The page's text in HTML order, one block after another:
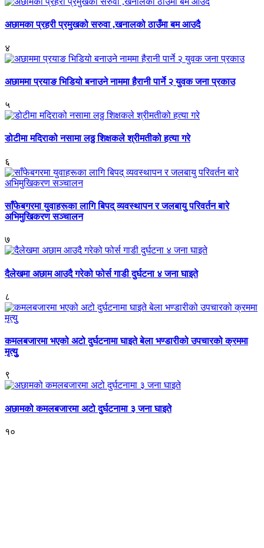
अछामका प्रहरी प्रमुखको सरुवा ,खनालको ठाउँमा बम आउदै
४
अछाममा प्रयाङ भिडियो बनाउने नाममा हैरानी पार्ने २ युवक जना प्रकाउ
५
डोटीमा मदिराको नसामा लठ्ठ शिक्षकले श्रीमतीको हत्या गरे
६
साँफेबगरमा युवाहरूका लागि बिपद् व्यवस्थापन र जलबायु परिवर्तन बारे
अभिमुखिकरण सञ्चालन
७
दैलेखमा अछाम आउदै गरेको फोर्स गाडी दुर्घटना ४ जना घाइते
८
कमलबजारमा भएको अटो दुर्घटनामा घाइते बेला भण्डारीको उपचारको क्रममा
मृत्युु
९
अछामको कमलबजारमा अटो दुर्घटनामा ३ जना घाइते
१०